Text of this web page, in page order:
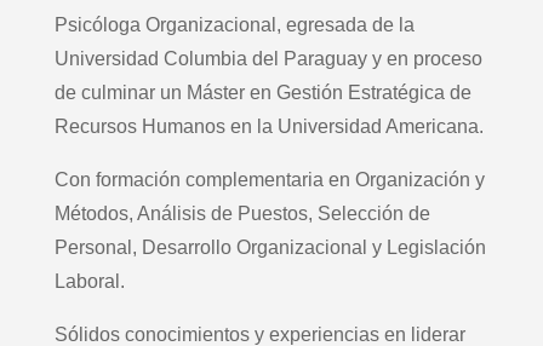
Psicóloga Organizacional, egresada de la
Universidad Columbia del Paraguay y en proceso
de culminar un Máster en Gestión Estratégica de
Recursos Humanos en la Universidad Americana.
Con formación complementaria en Organización y
Métodos, Análisis de Puestos, Selección de
Personal, Desarrollo Organizacional y Legislación
Laboral.
Sólidos conocimientos y experiencias en liderar